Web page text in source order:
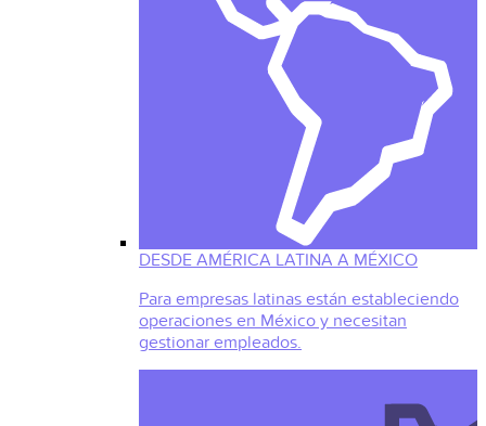
DESDE AMÉRICA LATINA A MÉXICO
Para empresas latinas están estableciendo
operaciones en México y necesitan
gestionar empleados.